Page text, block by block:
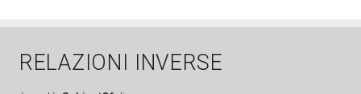
RELAZIONI INVERSE